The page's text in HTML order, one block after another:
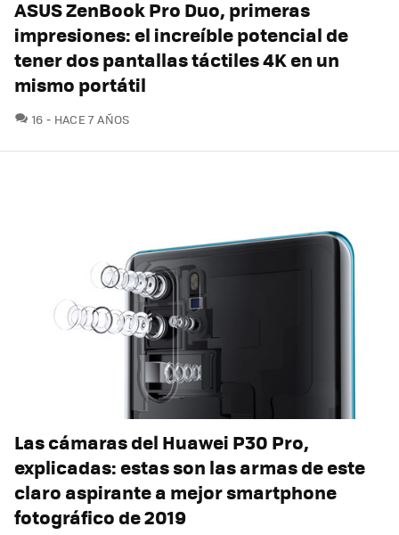
ASUS ZenBook Pro Duo, primeras
impresiones: el increíble potencial de
tener dos pantallas táctiles 4K en un
mismo portátil
16 COMENTARIOS
HACE 7 AÑOS
Las cámaras del Huawei P30 Pro,
explicadas: estas son las armas de este
claro aspirante a mejor smartphone
fotográfico de 2019